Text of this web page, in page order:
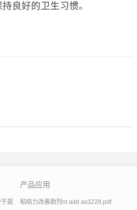
良好的卫生习惯。
提
产品应用
粘结力改善助剂nt add as3228.pdf